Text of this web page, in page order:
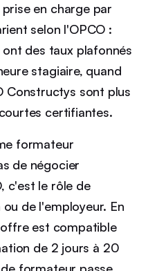
en charge par
selon l'OPCO :
des taux plafonnés
stagiaire, quand
Constructys sont plus
certifiantes.
formateur
de négocier
c'est le rôle de
de l'employeur. En
est compatible
de 2 jours à 20